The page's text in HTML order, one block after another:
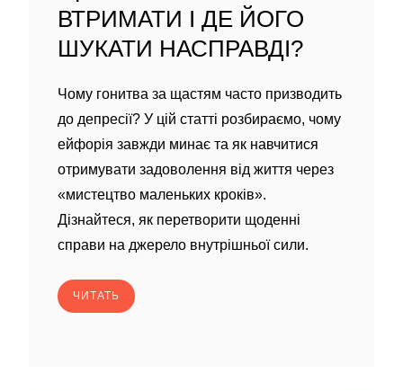
ВТРИМАТИ І ДЕ ЙОГО
ШУКАТИ НАСПРАВДІ?
Чому гонитва за щастям часто призводить
до депресії? У цій статті розбираємо, чому
ейфорія завжди минає та як навчитися
отримувати задоволення від життя через
«мистецтво маленьких кроків».
Дізнайтеся, як перетворити щоденні
справи на джерело внутрішньої сили.
ЧИТАТЬ